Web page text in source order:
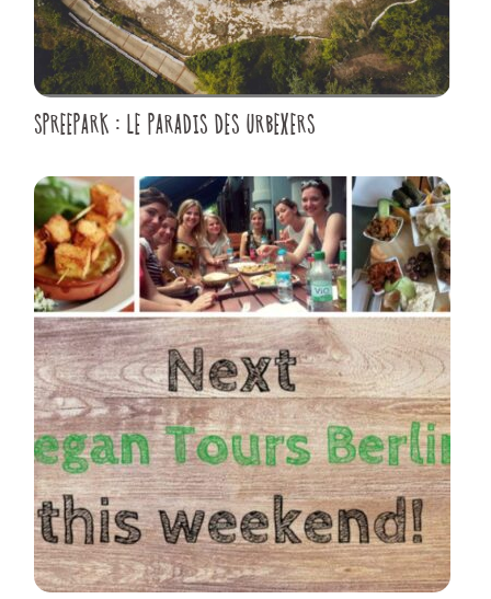
SPREEPARK : LE PARADIS DES URBEXERS